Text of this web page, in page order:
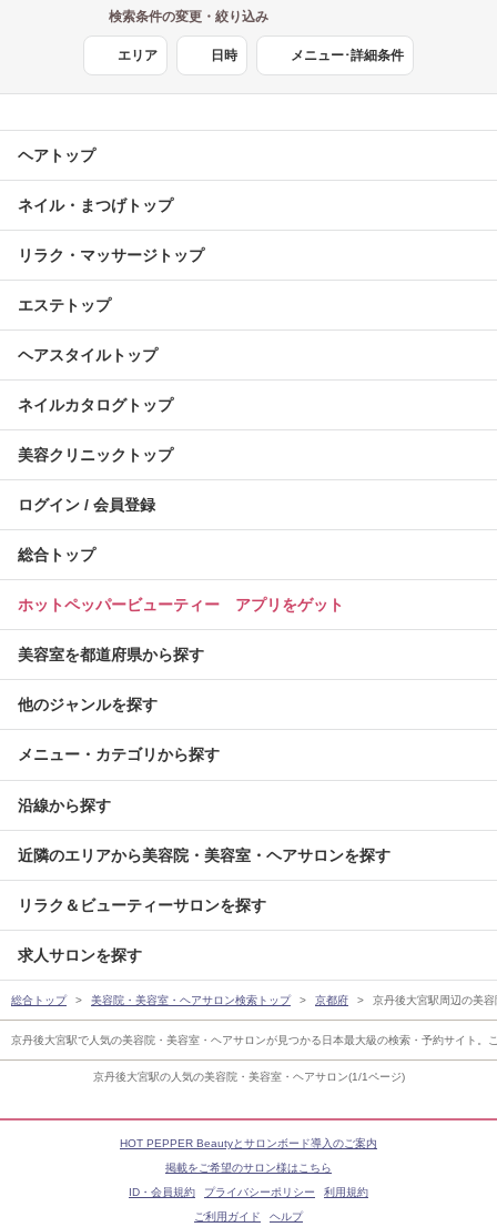
京丹後大宮駅の人気の美容院・美容室・ヘアサロン(1/1ページ)
検索条件の変更・絞り込み
エリア 日時 メニュー･詳細条件
ヘアトップ
ネイル・まつげトップ
リラク・マッサージトップ
エステトップ
ヘアスタイルトップ
ネイルカタログトップ
美容クリニックトップ
ログイン / 会員登録
総合トップ
ホットペッパービューティー アプリをゲット
美容室を都道府県から探す
他のジャンルを探す
メニュー・カテゴリから探す
沿線から探す
近隣のエリアから美容院・美容室・ヘアサロンを探す
リラク＆ビューティーサロンを探す
求人サロンを探す
総合トップ 美容院・美容室・ヘアサロン検索トップ 京都府 京丹後大宮駅周辺の美
京丹後大宮駅で人気の美容院・美容室・ヘアサロンが見つかる日本最大級の検索・予約サイト
HOT PEPPER Beautyとサロンボード導入のご案内
掲載をご希望のサロン様はこちら
ID・会員規約
プライバシーポリシー
利用規約
ご利用ガイド
ヘルプ